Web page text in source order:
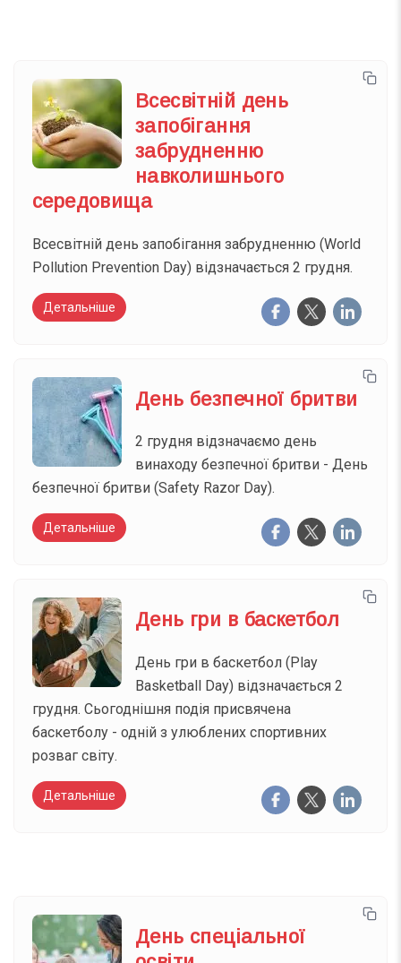
Всесвітній день
запобігання
забрудненню
навколишнього
середовища
Всесвітній день запобігання забрудненню (World
Pollution Prevention Day) відзначається 2 грудня.
Детальніше
День безпечної бритви
2 грудня відзначаємо день
винаходу безпечної бритви - День
безпечної бритви (Safety Razor Day).
Детальніше
День гри в баскетбол
День гри в баскетбол (Play
Basketball Day) відзначається 2
грудня. Сьогоднішня подія присвячена
баскетболу - одній з улюблених спортивних
розваг світу.
Детальніше
День спеціальної